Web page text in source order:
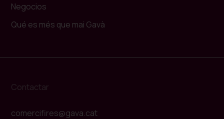
Negocios
Qué es més que mai Gavà
Contactar
comercifires@gava.cat